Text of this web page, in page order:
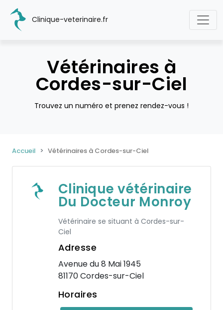
Clinique-veterinaire.fr
Vétérinaires à
Cordes-sur-Ciel
Trouvez un numéro et prenez rendez-vous !
Accueil Vétérinaires à Cordes-sur-Ciel
Clinique vétérinaire
Du Docteur Monroy
Vétérinaire se situant à Cordes-sur-
Ciel
Adresse
Avenue du 8 Mai 1945
81170 Cordes-sur-Ciel
Horaires